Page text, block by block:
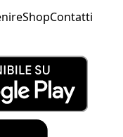
ShopContatti